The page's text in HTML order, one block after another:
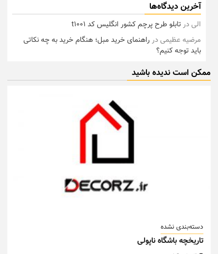
آخرین دیدگاه‌ها
الیدرتابلو طرح پرچم کشور انگلیس کد t1001
مرضیه عظیمیدر راهنمای خرید مبل؛ هنگام خرید به چه نکاتی
باید توجه کنیم؟
ممکن است ندیده باشید
دسته‌بندی نشده
تاریخچه باشگاه ناپولی